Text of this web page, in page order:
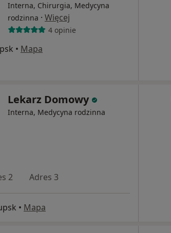
Interna, Chirurgia, Medycyna
rodzinna · Więcej
4 opinie
• Mapa
Lekarz Domowy
Interna, Medycyna rodzinna
2 Adres 3
• Mapa